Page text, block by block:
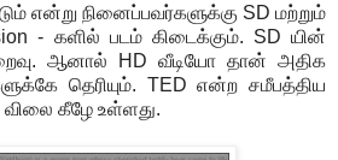
என்று நினைப்பவர்களுக்கு SD மற்றும்
- களில் படம் கிடைக்கும். SD யின்
ஆனால் HD வீடியோ தான் அதிக
தெரியும். TED என்ற சமீபத்திய
கீழே உள்ளது.